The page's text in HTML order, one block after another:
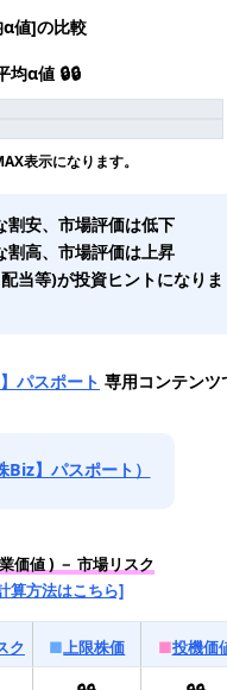
値]の比較
均α値 🔒🔒
表示になります。
安、市場評価は低下
高、市場評価は上昇
当等)が投資ヒントになりま
】パスポート 専用コンテンツ
Biz】パスポート）
価値 ) － 市場リスク
算方法はこちら]
ク ■上限株価 ■投機価